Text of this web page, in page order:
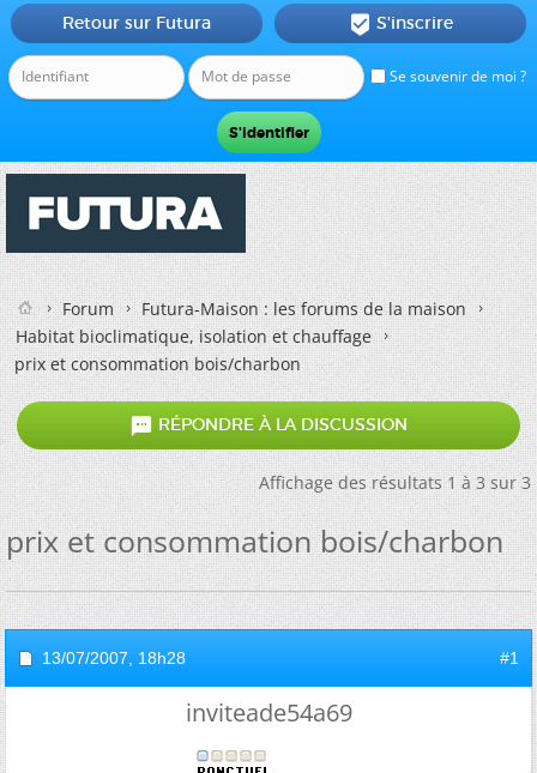
Se souvenir de moi ?
Retour sur Futura  S'inscrire
Forum
Futura-Maison : les forums de la maison
Habitat bioclimatique, isolation et chauffage
prix et consommation bois/charbon
 RÉPONDRE À LA DISCUSSION
Affichage des résultats 1 à 3 sur 3
prix et consommation bois/charbon
13/07/2007, 18h28 #1
inviteade54a69